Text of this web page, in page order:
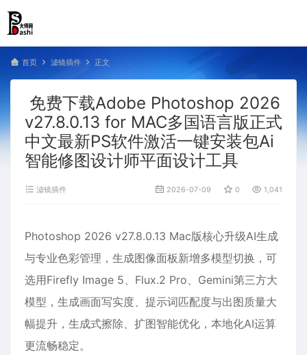
首页 滤镜插件 正文
免费下载Adobe Photoshop 2026
v27.8.0.13 for MAC多国语言版正式
中文最新PS软件激活一键安装包Ai
智能修图设计师平面设计工具
滤镜插件 2026-07-09 0 1,041
Photoshop 2026 v27.8.0.13 Mac版核心升级AI生成
与专业色彩管理，生成图像面板新增多模型切换，可
选用Firefly Image 5、Flux.2 Pro、Gemini第三方大
模型，生成画面写实度、提示词匹配度与出图质量大
幅提升，生成式擦除、扩图智能优化，本地化AI运算
更流畅稳定。